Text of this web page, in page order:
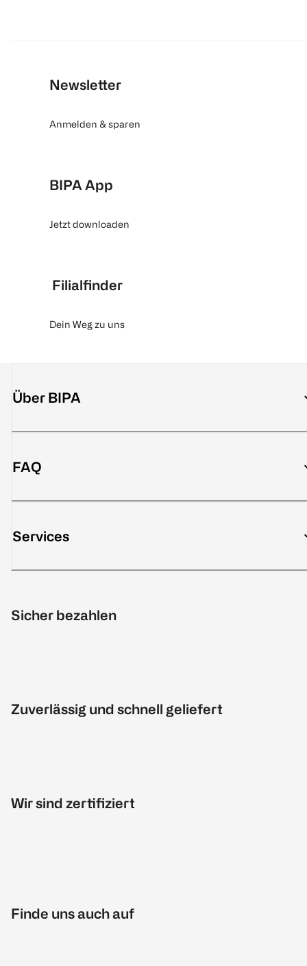
Newsletter
Anmelden & sparen
BIPA App
Jetzt downloaden
Filialfinder
Dein Weg zu uns
Über BIPA
FAQ
Services
Sicher bezahlen
Zuverlässig und schnell geliefert
Wir sind zertifiziert
Finde uns auch auf